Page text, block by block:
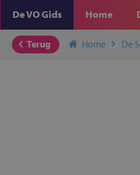
De VO Gids Home
Terug Home De